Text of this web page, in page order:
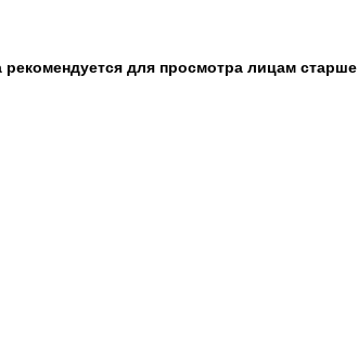
рекомендуется для просмотра лицам старше